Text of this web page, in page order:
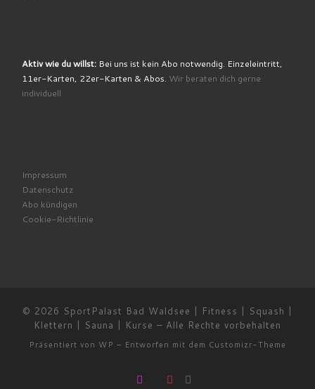
Aktiv wie du willst: Bei uns ist kein Abo notwendig. Einzeleintritt,
11er-Karten, 22er-Karten & Abos. Wir beraten dich gerne
individuell
Impressum
Datenschutz
Abo kündigen
Cookie-Richtlinie
© 2026 SportPalast Bad Waldsee | Fitness | Squash |
Klettern | Sauna | Kurse – Alle Rechte vorbehalten
Präsentiert von WP – Entworfen mit dem Customizr-Theme